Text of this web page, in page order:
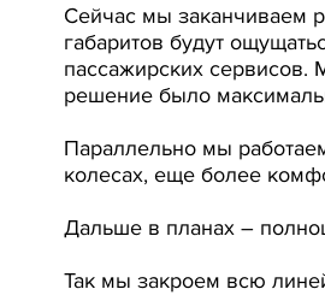
Сейчас мы заканчиваем
габаритов будут
пассажирских
решение было
Параллельно мы
колесах, еще более
Дальше в планах –
Так мы закроем всю